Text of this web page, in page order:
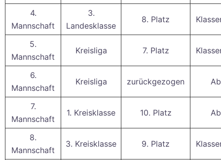
4.
Mannschaft
3.
Landesklasse
8. Platz
5.
Mannschaft
Kreisliga 7. Platz
6.
Mannschaft
Kreisliga zurückgezogen
7.
Mannschaft
1. Kreisklasse 10. Platz
8.
Mannschaft
3. Kreisklasse 9. Platz